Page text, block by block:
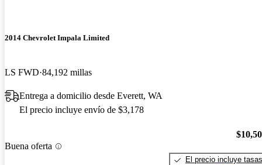
2014 Chevrolet Impala Limited
LS FWD 84,192 millas
Entrega a domicilio desde Everett, WA
El precio incluye envío de $3,178
Buena oferta
El precio incluye tasas